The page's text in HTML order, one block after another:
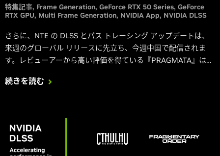
特集記事 Frame Generation GeForce RTX 50 Series GeForce
RTX GPU Multi Frame Generation NVIDIA App NVIDIA DLSS
さらに、NTE の DLSS とパス トレーシング アップデートは、
来週のグローバル リリースに先立ち、今週中国で配信されま
す。レビューアーから高い評価を得ている『PRAGMATA』は現
フレーム生成に対応します。『Sudden Strike 5』は DLSS 超解
続きを読む